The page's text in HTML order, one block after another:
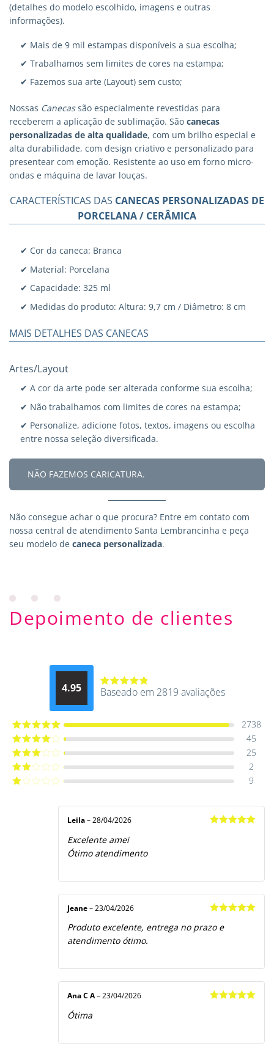
(detalhes do modelo escolhido, imagens e outras
informações).
✔ Mais de 9 mil estampas disponíveis a sua escolha;
✔ Trabalhamos sem limites de cores na estampa;
✔ Fazemos sua arte (Layout) sem custo;
Nossas Canecassão especialmente revestidas para
receberem a aplicação de sublimação. São canecas
personalizadas de alta qualidade, com um brilho especial e
alta durabilidade, com design criativo e personalizado para
presentear com emoção. Resistente ao uso em forno micro-
ondas e máquina de lavar louças.
CARACTERÍSTICAS DAS CANECAS PERSONALIZADAS DE
PORCELANA / CERÂMICA
✔ Cor da caneca: Branca
✔ Material: Porcelana
✔ Capacidade: 325 ml
✔ Medidas do produto: Altura: 9,7 cm / Diâmetro: 8 cm
MAIS DETALHES DAS CANECAS
Artes/Layout
✔ A cor da arte pode ser alterada conforme sua escolha;
✔ Não trabalhamos com limites de cores na estampa;
✔ Personalize, adicione fotos, textos, imagens ou escolha
entre nossa seleção diversificada.
NÃO FAZEMOS CARICATURA.
Não consegue achar o que procura? Entre em contato com
nossa central de atendimento Santa Lembrancinha e peça
seu modelo de caneca personalizada.
Depoimento de clientes
4.95
Avaliação
Baseado em 2819 avaliações
Avaliação5
2738
Avaliação
45
Avaliação
25
Avaliação
2
9
Leila – 28/04/2026
Excelente amei
Ótimo atendimento
de 5
Jeane – 23/04/2026
Produto excelente, entrega no prazo e
atendimento ótimo.
Ana C A– 23/04/2026
Ótima